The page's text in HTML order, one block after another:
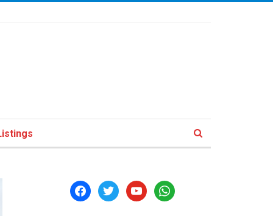
facebooktwitteryoutubewhatsapp